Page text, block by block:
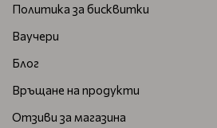
Политика за бисквитки
Ваучери
Блог
Връщане на продукти
Отзиви за магазина